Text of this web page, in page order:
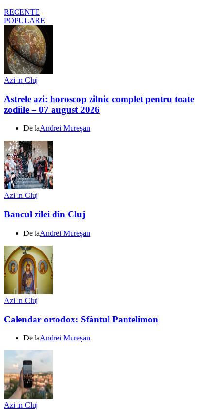
RECENTE
POPULARE
Azi in Cluj
Astrele azi: horoscop zilnic complet pentru toate
zodiile – 07 august 2026
De laAndrei Mureșan
Azi in Cluj
Bancul zilei din Cluj
De laAndrei Mureșan
Azi in Cluj
Calendar ortodox: Sfântul Pantelimon
De laAndrei Mureșan
Azi in Cluj